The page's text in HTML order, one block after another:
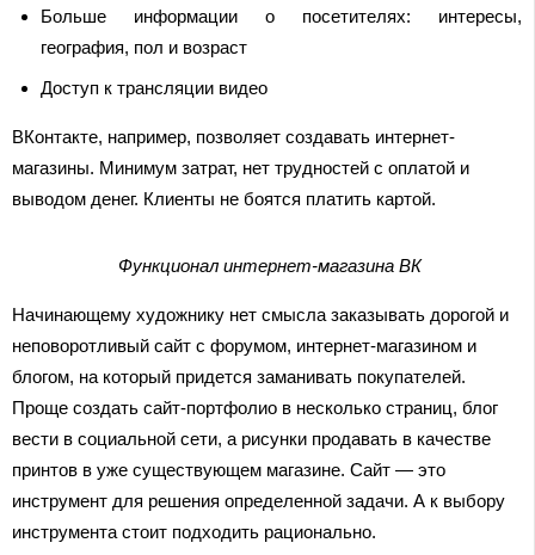
Больше информации о посетителях: интересы,
география, пол и возраст
Доступ к трансляции видео
ВКонтакте, например, позволяет создавать интернет-
магазины. Минимум затрат, нет трудностей с оплатой и
выводом денег. Клиенты не боятся платить картой.
Функционал интернет-магазина ВК
Начинающему художнику нет смысла заказывать дорогой и
неповоротливый сайт с форумом, интернет-магазином и
блогом, на который придется заманивать покупателей.
Проще создать сайт-портфолио в несколько страниц, блог
вести в социальной сети, а рисунки продавать в качестве
принтов в уже существующем магазине. Сайт — это
инструмент для решения определенной задачи. А к выбору
инструмента стоит подходить рационально.